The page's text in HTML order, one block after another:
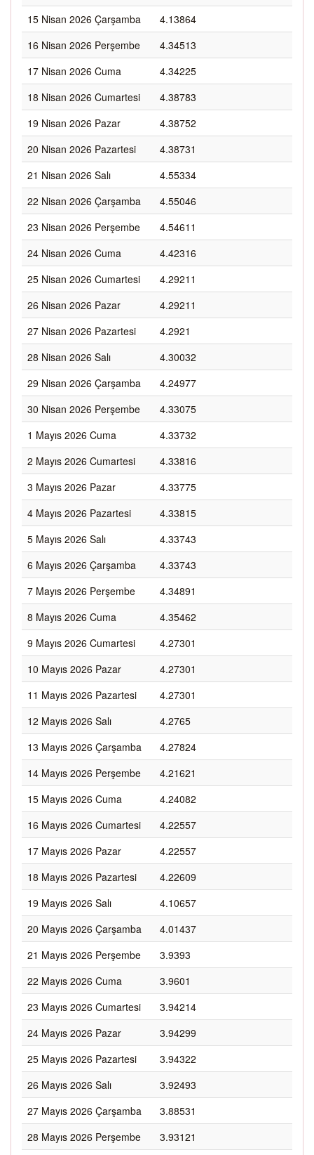
15 Nisan 2026 Çarşamba
4.13864
16 Nisan 2026 Perşembe
4.34513
17 Nisan 2026 Cuma
4.34225
18 Nisan 2026 Cumartesi
4.38783
19 Nisan 2026 Pazar
4.38752
20 Nisan 2026 Pazartesi
4.38731
21 Nisan 2026 Salı
4.55334
22 Nisan 2026 Çarşamba
4.55046
23 Nisan 2026 Perşembe
4.54611
24 Nisan 2026 Cuma
4.42316
25 Nisan 2026 Cumartesi
4.29211
26 Nisan 2026 Pazar
4.29211
27 Nisan 2026 Pazartesi
4.2921
28 Nisan 2026 Salı
4.30032
29 Nisan 2026 Çarşamba
4.24977
30 Nisan 2026 Perşembe
4.33075
1 Mayıs 2026 Cuma
4.33732
2 Mayıs 2026 Cumartesi
4.33816
3 Mayıs 2026 Pazar
4.33775
4 Mayıs 2026 Pazartesi
4.33815
5 Mayıs 2026 Salı
4.33743
6 Mayıs 2026 Çarşamba
4.33743
7 Mayıs 2026 Perşembe
4.34891
8 Mayıs 2026 Cuma
4.35462
9 Mayıs 2026 Cumartesi
4.27301
10 Mayıs 2026 Pazar
4.27301
11 Mayıs 2026 Pazartesi
4.27301
12 Mayıs 2026 Salı
4.2765
13 Mayıs 2026 Çarşamba
4.27824
14 Mayıs 2026 Perşembe
4.21621
15 Mayıs 2026 Cuma
4.24082
16 Mayıs 2026 Cumartesi
4.22557
17 Mayıs 2026 Pazar
4.22557
18 Mayıs 2026 Pazartesi
4.22609
19 Mayıs 2026 Salı
4.10657
20 Mayıs 2026 Çarşamba
4.01437
21 Mayıs 2026 Perşembe
3.9393
22 Mayıs 2026 Cuma
3.9601
23 Mayıs 2026 Cumartesi
3.94214
24 Mayıs 2026 Pazar
3.94299
25 Mayıs 2026 Pazartesi
3.94322
26 Mayıs 2026 Salı
3.92493
27 Mayıs 2026 Çarşamba
3.88531
28 Mayıs 2026 Perşembe
3.93121